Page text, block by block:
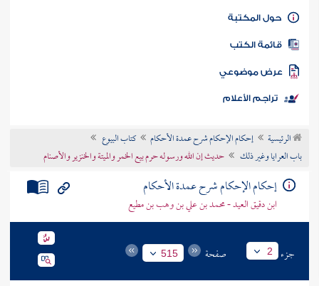
كتاب الأمة
المكتبة
الكتب
موضوعي
تراجم الأعلام
الرئيسية إحكام الإحكام شرح عمدة الأحكام
كتاب البيوع
باب العرايا وغير ذلك
حديث إن الله ورسوله حرم بيع الخمر والميتة والخنزير والأصنام
إحكام الإحكام شرح عمدة الأحكام
ابن دقيق العيد - محمد بن علي بن وهب بن مطيع
جزء 2 صفحة 515